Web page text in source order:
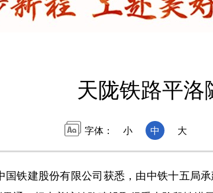
天陇铁路平洛
字体： 小 中 大
铁建股份有限公司获悉，由中铁十五局